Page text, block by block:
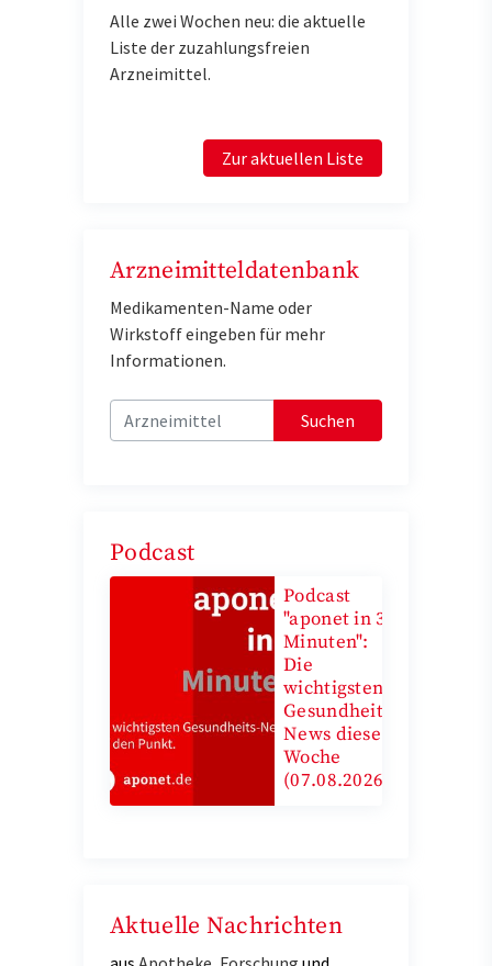
Alle zwei Wochen neu: die aktuelle
Liste der zuzahlungsfreien
Arzneimittel.
Zur aktuellen Liste
Arzneimitteldatenbank
Medikamenten-Name oder
Wirkstoff eingeben für mehr
Informationen.
Suchen
Podcast
Podcast
"aponet in 3
Minuten":
Die
wichtigsten
Gesundheits-
News diese
Woche
(07.08.2026)
Aktuelle Nachrichten